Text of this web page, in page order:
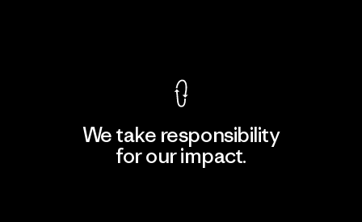
We take responsibility
for our impact.